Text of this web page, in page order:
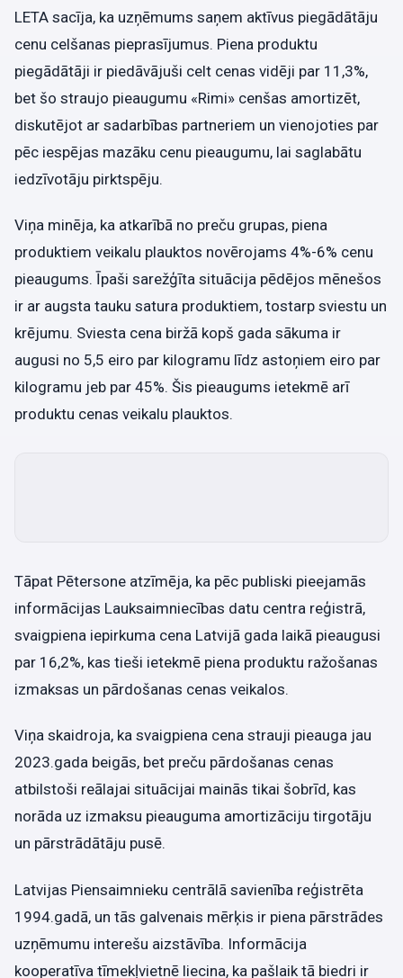
LETA sacīja, ka uzņēmums saņem aktīvus piegādātāju
cenu celšanas pieprasījumus. Piena produktu
piegādātāji ir piedāvājuši celt cenas vidēji par 11,3%,
bet šo straujo pieaugumu «Rimi» cenšas amortizēt,
diskutējot ar sadarbības partneriem un vienojoties par
pēc iespējas mazāku cenu pieaugumu, lai saglabātu
iedzīvotāju pirktspēju.
Viņa minēja, ka atkarībā no preču grupas, piena
produktiem veikalu plauktos novērojams 4%-6% cenu
pieaugums. Īpaši sarežģīta situācija pēdējos mēnešos
ir ar augsta tauku satura produktiem, tostarp sviestu un
krējumu. Sviesta cena biržā kopš gada sākuma ir
augusi no 5,5 eiro par kilogramu līdz astoņiem eiro par
kilogramu jeb par 45%. Šis pieaugums ietekmē arī
produktu cenas veikalu plauktos.
Tāpat Pētersone atzīmēja, ka pēc publiski pieejamās
informācijas Lauksaimniecības datu centra reģistrā,
svaigpiena iepirkuma cena Latvijā gada laikā pieaugusi
par 16,2%, kas tieši ietekmē piena produktu ražošanas
izmaksas un pārdošanas cenas veikalos.
Viņa skaidroja, ka svaigpiena cena strauji pieauga jau
2023.gada beigās, bet preču pārdošanas cenas
atbilstoši reālajai situācijai mainās tikai šobrīd, kas
norāda uz izmaksu pieauguma amortizāciju tirgotāju
un pārstrādātāju pusē.
Latvijas Piensaimnieku centrālā savienība reģistrēta
1994.gadā, un tās galvenais mērķis ir piena pārstrādes
uzņēmumu interešu aizstāvība. Informācija
kooperatīva tīmekļvietnē liecina, ka pašlaik tā biedri ir